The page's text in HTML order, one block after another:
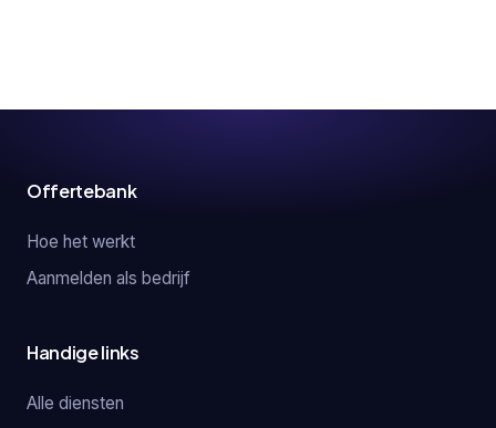
Offertebank
Hoe het werkt
Aanmelden als bedrijf
Handige links
Alle diensten